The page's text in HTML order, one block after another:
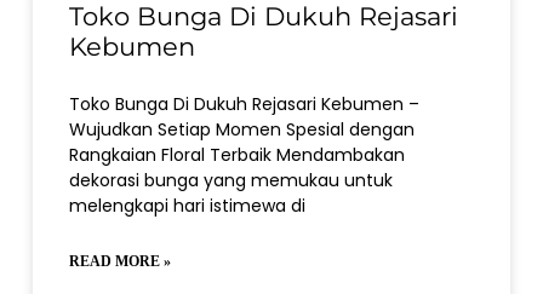
Toko Bunga Di Dukuh Rejasari
Kebumen
Toko Bunga Di Dukuh Rejasari Kebumen –
Wujudkan Setiap Momen Spesial dengan
Rangkaian Floral Terbaik Mendambakan
dekorasi bunga yang memukau untuk
melengkapi hari istimewa di
READ MORE »